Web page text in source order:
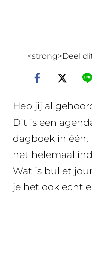
<strong>Deel
Heb jij al
Dit is een
dagboek in
het helemaal
Wat is bullet
je het ook echt